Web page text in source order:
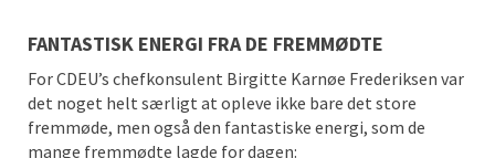
FANTASTISK ENERGI FRA DE FREMMØDTE
For CDEU’s chefkonsulent Birgitte Karnøe Frederiksen var
det noget helt særligt at opleve ikke bare det store
fremmøde, men også den fantastiske energi, som de
mange fremmødte lagde for dagen: